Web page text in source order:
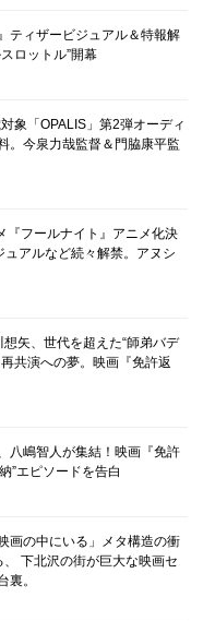
ティザービジュアル＆特報解
ロットル”開幕
象「OPALIS」第2弾オーディ
。今泉力哉監督＆門脇康平監
『フールナイト』アニメ化決
アルなど続々解禁。アヌシ
矢、世代を超えた“師弟バデ
共演への夢。映画『免許返
八嶋智人が集結！映画『免許
”エピソードを告白
画の中にいる」メタ構造の衝
下北沢の街が巨大な映画セ
裏。